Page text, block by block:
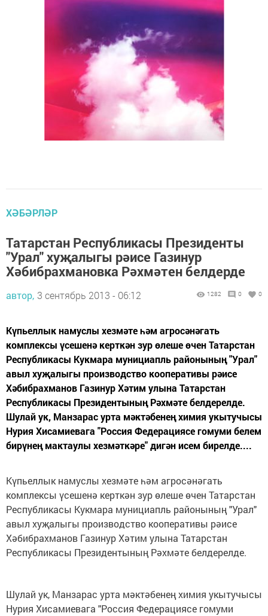
ХӘБӘРЛӘР
Татарстан Республикасы Президенты
"Урал" хуҗалыгы рәисе Газинур
Хәбибрахмановка Рәхмәтен белдерде
автор, 3 сентябрь 2013 - 06:12 1282 0 0
Күпьеллык намуслы хезмәте һәм агросәнәгать
комплексы үсешенә керткән зур өлеше өчен Татарстан
Республикасы Кукмара мунициапль районының "Урал"
авыл хуҗалыгы производство кооперативы рәисе
Хәбибрахманов Газинур Хәтим улына Татарстан
Республикасы Президентының Рәхмәте белдерелде.
Шулай ук, Манзарас урта мәктәбенең химия укытучысы
Нурия Хисамиевага "Россия Федерациясе гомуми белем
бирүнең мактаулы хезмәткәре" дигән исем бирелде....
Күпьеллык намуслы хезмәте һәм агросәнәгать
комплексы үсешенә керткән зур өлеше өчен Татарстан
Республикасы Кукмара мунициапль районының "Урал"
авыл хуҗалыгы производство кооперативы рәисе
Хәбибрахманов Газинур Хәтим улына Татарстан
Республикасы Президентының Рәхмәте белдерелде.
Шулай ук, Манзарас урта мәктәбенең химия укытучысы
Нурия Хисамиевага "Россия Федерациясе гомуми